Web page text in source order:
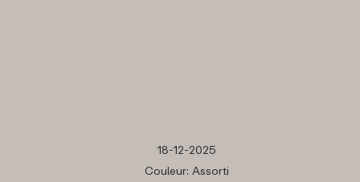
18-12-2025
Couleur: Assorti